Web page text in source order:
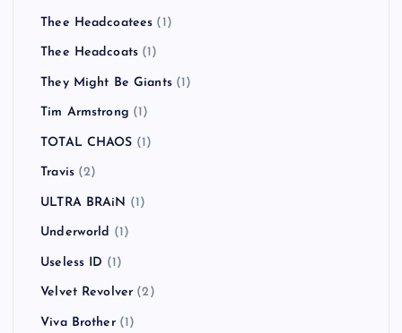
Thee Headcoatees (1)
Thee Headcoats (1)
They Might Be Giants(1)
Tim Armstrong (1)
TOTAL CHAOS (1)
Travis(2)
ULTRA BRAiN (1)
Underworld (1)
Useless ID (1)
Velvet Revolver (2)
Viva Brother(1)